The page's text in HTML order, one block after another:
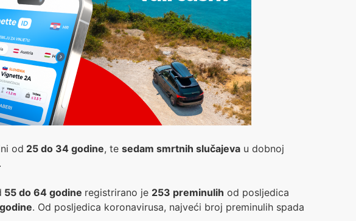
od 25 do 34 godine, te sedam smrtnih slučajeva u dobnoj
55 do 64 godine registrirano je 253 preminulih od posljedica
. Od posljedica koronavirusa, najveći broj preminulih spada